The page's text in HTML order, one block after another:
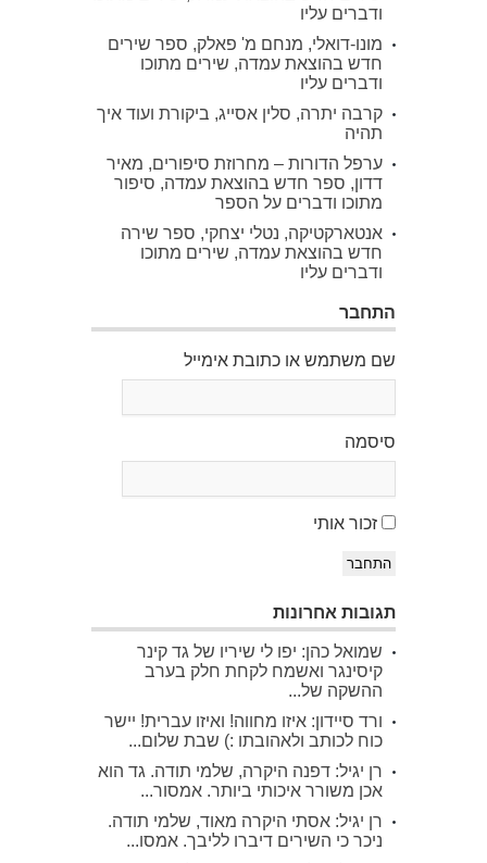
ודברים עליו
מונו-דואלי, מנחם מ' פאלק, ספר שירים
חדש בהוצאת עמדה, שירים מתוכו
ודברים עליו
קרבה יתרה, סלין אסייג, ביקורת ועוד איך
תהיה
ערפל הדורות – מחרוזת סיפורים, מאיר
דדון, ספר חדש בהוצאת עמדה, סיפור
מתוכו ודברים על הספר
אנטארקטיקה, נטלי יצחקי, ספר שירה
חדש בהוצאת עמדה, שירים מתוכו
ודברים עליו
התחבר
שם משתמש או כתובת אימייל
סיסמה
זכור אותי
התחבר
תגובות אחרונות
שמואל כהן: יפו לי שיריו של גד קינר
קיסינגר ואשמח לקחת חלק בערב
ההשקה של...
ורד סיידון: איזו מחווה! ואיזו עברית! יישר
כוח לכותב ולאהובתו :) שבת שלום...
רן יגיל: דפנה היקרה, שלמי תודה. גד הוא
אכן משורר איכותי ביותר. אמסור...
רן יגיל: אסתי היקרה מאוד, שלמי תודה.
ניכר כי השירים דיברו לליבך. אמסו...